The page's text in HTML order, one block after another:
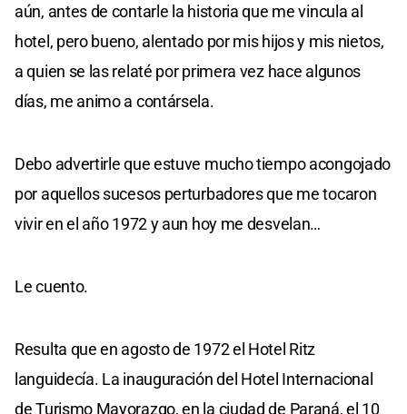
aún, antes de contarle la historia que me vincula al
hotel, pero bueno, alentado por mis hijos y mis nietos,
a quien se las relaté por primera vez hace algunos
días, me animo a contársela.
Debo advertirle que estuve mucho tiempo acongojado
por aquellos sucesos perturbadores que me tocaron
vivir en el año 1972 y aun hoy me desvelan…
Le cuento.
Resulta que en agosto de 1972 el Hotel Ritz
languidecía. La inauguración del Hotel Internacional
de Turismo Mayorazgo, en la ciudad de Paraná, el 10